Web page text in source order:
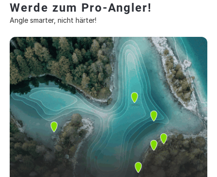
Werde zum Pro-Angler!
Angle smarter, nicht härter!